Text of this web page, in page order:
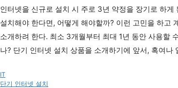
인터넷을 신규로 설치 시 주로 3년 약정을 장기로 하
설치해야 한다면, 어떻게 해야할까? 이런 고민을 하고
소개하려 한다. 최소 3개월부터 최대 1년 동안 사용할
나? 단기 인터넷 설치 상품을 소개하기에 앞서, 혹여
카
테
IT
태
단기 인터넷 설치